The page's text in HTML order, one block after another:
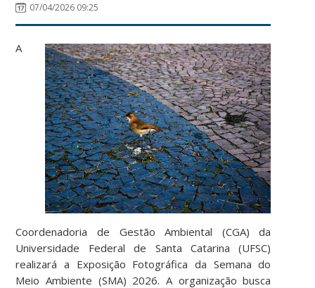
07/04/2026 09:25
A
Coordenadoria de Gestão Ambiental (CGA) da
Universidade Federal de Santa Catarina (UFSC)
realizará a Exposição Fotográfica da Semana do
Meio Ambiente (SMA) 2026. A organização busca